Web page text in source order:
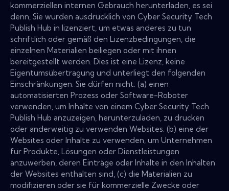
kommerziellen internen Gebrauch herunterladen, es sei
denn, Sie wurden ausdrücklich von Cyber Security Tech
Publish Hub in lizenziert, um etwas anderes zu tun
schriftlich oder gemäß den Lizenzbedingungen, die
einzelnen Materialien beiliegen oder mit ihnen
bereitgestellt werden. Dies ist eine Lizenz, keine
Eigentumsübertragung und unterliegt den folgenden
Einschränkungen: Sie dürfen nicht: (a) einen
automatisierten Prozess oder Software-Roboter
verwenden, um Inhalte von einem Cyber Security Tech
Publish Hub anzuzeigen, herunterzuladen, zu drucken
oder anderweitig zu verwenden Websites. (b) eine der
Websites oder Inhalte zu verwenden, um Unternehmen
für Produkte, Lösungen oder Dienstleistungen
anzuwerben, deren Einträge oder Inhalte in den Inhalten
der Websites enthalten sind, (c) die Materialien zu
modifizieren oder sie für kommerzielle Zwecke oder